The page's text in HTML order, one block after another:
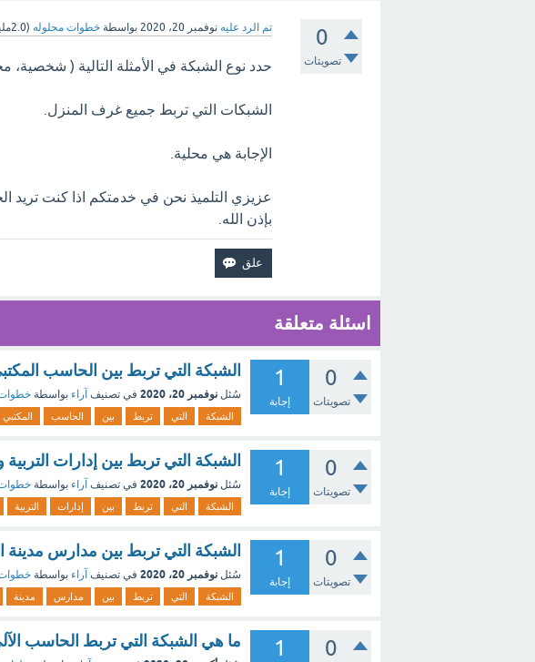
0
تصويتات
تم الرد عليه نوفمبر 20، 2020 بواسطةخطوات محلوله (2.0مليون
حدد نوع الشبكة في الأمثلة التالية ( شخصية،
الشبكات التي تربط جميع غرف المنزل.
الإجابة هي محلية.
عزيزي التلميذ نحن في خدمتكم اذا كنت
بإذن الله.
اسئلة متعلقة
0
تصويتات
1
إجابة
الشبكة التي تربط بين الحاسب
سُئل نوفمبر 20، 2020 في تصنيف آراء بواسطة
الشبكة التي تربط بين الحاسب المكتبي
0
تصويتات
1
إجابة
الشبكة التي تربط بين إدارات
سُئل نوفمبر 20، 2020 في تصنيف آراء بواسطة
الشبكة التي تربط بين إدارات التربية
0
تصويتات
1
إجابة
الشبكة التي تربط بين مدارس مدينة
سُئل نوفمبر 20، 2020 في تصنيف آراء بواسطة
الشبكة التي تربط بين مدارس مدينة
0
1 ما هي الشبكة التي تربط الحاسب